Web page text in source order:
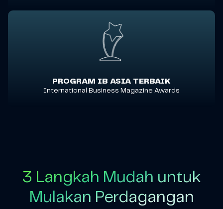
PROGRAM IB ASIA TERBAIK
International Business Magazine Awards
3 Langkah Mudah untuk
Mulakan Perdagangan